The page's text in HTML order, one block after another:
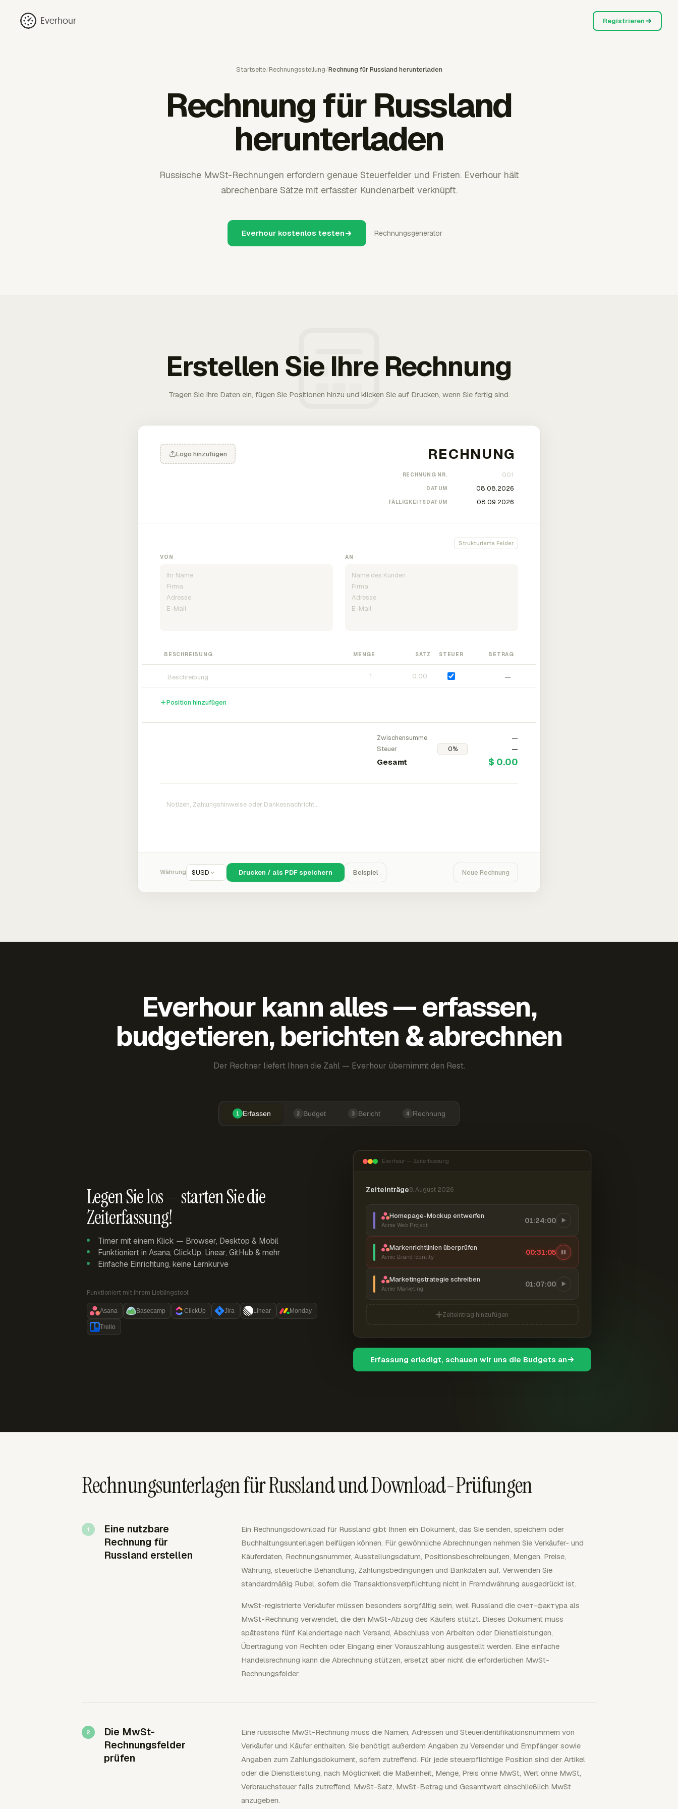
Everhour Registrieren
Startseite/Rechnungsstellung/Rechnung für Russland herunterladen
Rechnung für Russland
herunterladen
Russische MwSt-Rechnungen erfordern genaue Steuerfelder und Fristen. Everhour hält
abrechenbare Sätze mit erfasster Kundenarbeit verknüpft.
Everhour kostenlos testen Rechnungsgenerator
Erstellen Sie Ihre Rechnung
Tragen Sie Ihre Daten ein, fügen Sie Positionen hinzu und klicken Sie auf Drucken, wenn Sie fertig sind.
Logo hinzufügen
RECHNUNG NR.
DATUM
FÄLLIGKEITSDATUM
Strukturierte Felder
VON AN
BESCHREIBUNG MENGE SATZ STEUER BETRAG
—
Position hinzufügen
Zwischensumme
—
Steuer
—
Gesamt $ 0.00
Währung $USD Drucken / als PDF speichern Beispiel Neue Rechnung
Everhour kann alles — erfassen,
budgetieren, berichten & abrechnen
Der Rechner liefert Ihnen die Zahl — Everhour übernimmt den Rest.
1 Erfassen 2 Budget 3 Bericht 4 Rechnung
Legen Sie los — starten Sie die
Zeiterfassung!
Timer mit einem Klick — Browser, Desktop & Mobil
Funktioniert in Asana, ClickUp, Linear, GitHub & mehr
Einfache Einrichtung, keine Lernkurve
Funktioniert mit Ihrem Lieblingstool:
Asana Basecamp ClickUp Jira Linear Monday
Trello
Everhour — Zeiterfassung
Zeiteinträge8. August 2026
Homepage-Mockup entwerfen
Acme Web Project
01:24:00
Markenrichtlinien überprüfen
Acme Brand Identity
00:31:06
Marketingstrategie schreiben
Acme Marketing
01:07:00
Zeiteintrag hinzufügen
Erfassung erledigt, schauen wir uns die Budgets an
Rechnungsunterlagen für Russland und Download-Prüfungen
Eine nutzbare
Rechnung für
Russland erstellen
Ein Rechnungsdownload für Russland gibt Ihnen ein Dokument, das Sie senden, speichern oder
Buchhaltungsunterlagen beifügen können. Für gewöhnliche Abrechnungen nehmen Sie Verkäufer- und
Käuferdaten, Rechnungsnummer, Ausstellungsdatum, Positionsbeschreibungen, Mengen, Preise,
Währung, steuerliche Behandlung, Zahlungsbedingungen und Bankdaten auf. Verwenden Sie
standardmäßig Rubel, sofern die Transaktionsverpflichtung nicht in Fremdwährung ausgedrückt ist.
MwSt-registrierte Verkäufer müssen besonders sorgfältig sein, weil Russland die счет-фактура als
MwSt-Rechnung verwendet, die den MwSt-Abzug des Käufers stützt. Dieses Dokument muss
spätestens fünf Kalendertage nach Versand, Abschluss von Arbeiten oder Dienstleistungen,
Übertragung von Rechten oder Eingang einer Vorauszahlung ausgestellt werden. Eine einfache
Handelsrechnung kann die Abrechnung stützen, ersetzt aber nicht die erforderlichen MwSt-
Rechnungsfelder.
Die MwSt-
Rechnungsfelder
prüfen
Eine russische MwSt-Rechnung muss die Namen, Adressen und Steueridentifikationsnummern von
Verkäufer und Käufer enthalten. Sie benötigt außerdem Angaben zu Versender und Empfänger sowie
Angaben zum Zahlungsdokument, sofern zutreffend. Für jede steuerpflichtige Position sind der Artikel
oder die Dienstleistung, nach Möglichkeit die Maßeinheit, Menge, Preis ohne MwSt, Wert ohne MwSt,
Verbrauchsteuer falls zutreffend, MwSt-Satz, MwSt-Betrag und Gesamtwert einschließlich MwSt
anzugeben.